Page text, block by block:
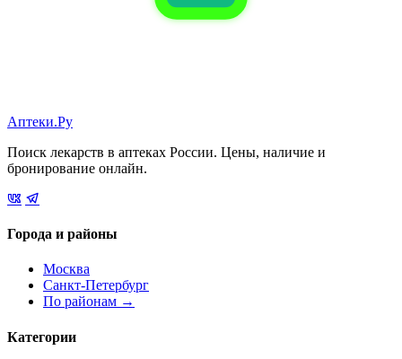
Аптеки.Ру
Поиск лекарств в аптеках России. Цены, наличие и
бронирование онлайн.
Города и районы
Москва
Санкт-Петербург
По районам →
Категории